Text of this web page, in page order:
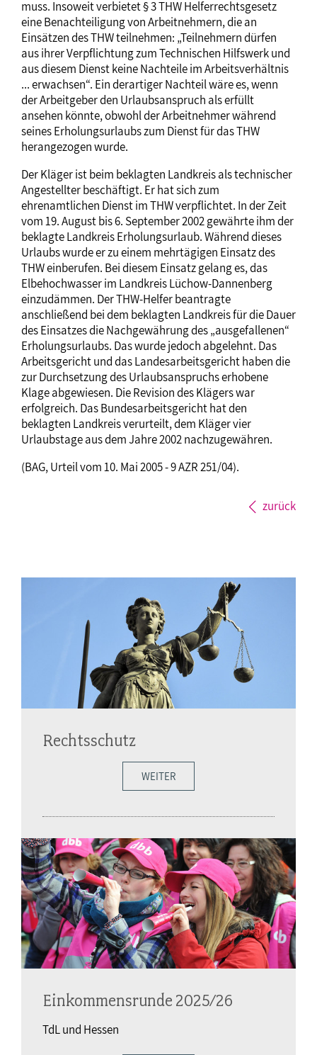
muss. Insoweit verbietet § 3 THW Helferrechtsgesetz
eine Benachteiligung von Arbeitnehmern, die an
Einsätzen des THW teilnehmen: „Teilnehmern dürfen
aus ihrer Verpflichtung zum Technischen Hilfswerk und
aus diesem Dienst keine Nachteile im Arbeitsverhältnis
... erwachsen“. Ein derartiger Nachteil wäre es, wenn
der Arbeitgeber den Urlaubsanspruch als erfüllt
ansehen könnte, obwohl der Arbeitnehmer während
seines Erholungsurlaubs zum Dienst für das THW
herangezogen wurde.
Der Kläger ist beim beklagten Landkreis als technischer
Angestellter beschäftigt. Er hat sich zum
ehrenamtlichen Dienst im THW verpflichtet. In der Zeit
vom 19. August bis 6. September 2002 gewährte ihm der
beklagte Landkreis Erholungsurlaub. Während dieses
Urlaubs wurde er zu einem mehrtägigen Einsatz des
THW einberufen. Bei diesem Einsatz gelang es, das
Elbehochwasser im Landkreis Lüchow-Dannenberg
einzudämmen. Der THW-Helfer beantragte
anschließend bei dem beklagten Landkreis für die Dauer
des Einsatzes die Nachgewährung des „ausgefallenen“
Erholungsurlaubs. Das wurde jedoch abgelehnt. Das
Arbeitsgericht und das Landesarbeitsgericht haben die
zur Durchsetzung des Urlaubsanspruchs erhobene
Klage abgewiesen. Die Revision des Klägers war
erfolgreich. Das Bundesarbeitsgericht hat den
beklagten Landkreis verurteilt, dem Kläger vier
Urlaubstage aus dem Jahre 2002 nachzugewähren.
(BAG, Urteil vom 10. Mai 2005 - 9 AZR 251/04).
zurück
Rechtsschutz
WEITER
Einkommensrunde 2025/26
TdL und Hessen